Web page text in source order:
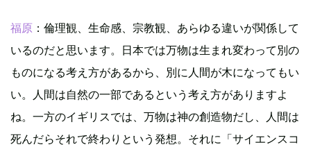
福原 ：倫理観、生命感、宗教観、あらゆる違いが関係して
いるのだと思います。日本では万物は生まれ変わって別の
ものになる考え方があるから、別に人間が木になってもい
い。人間は自然の一部であるという考え方がありますよ
ね。一方のイギリスでは、万物は神の創造物だし、人間は
死んだらそれで終わりという発想。それに「サイエンスコ